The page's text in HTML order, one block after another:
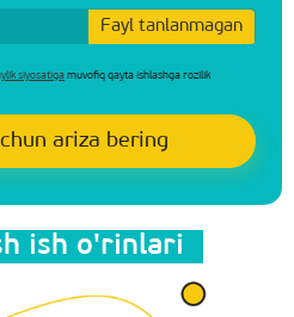
Fayl tanlanmagan
siyosatiga muvofiq qayta ishlashga rozilik
ish o'rinlari